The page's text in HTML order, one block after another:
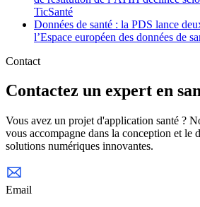
TicSanté
Données de santé : la PDS lance
l’Espace européen des données de
Contact
Contactez un expert en
Vous avez un projet d'application santé ?
vous accompagne dans la conception et le
solutions numériques innovantes.
Email